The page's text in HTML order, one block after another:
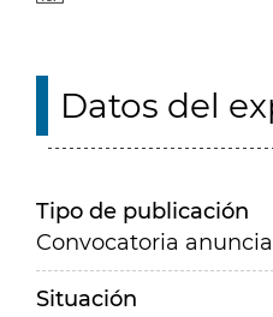
Datos del
Tipo de publicación
Convocatoria
Situación